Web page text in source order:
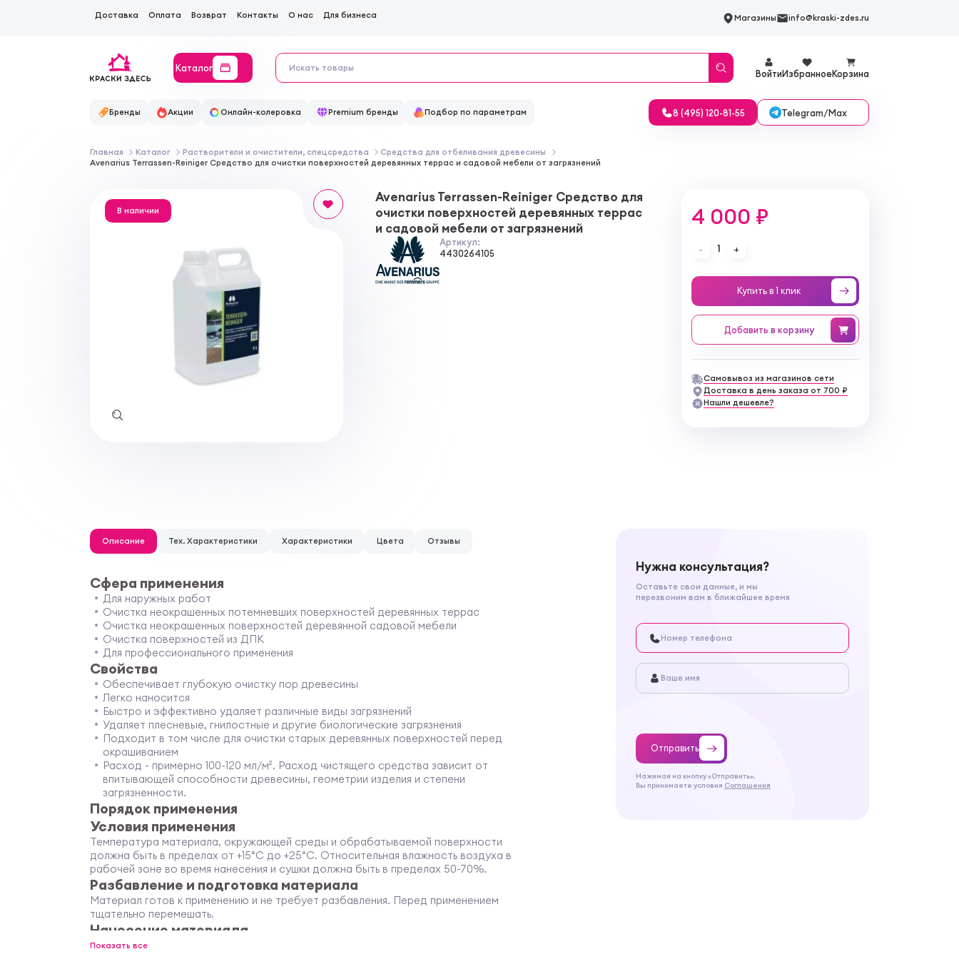
Доставка Оплата Возврат Контакты О нас Для бизнеса Магазины info@kraski-zdes.ru
Каталог
ВойтиИзбранноеКорзина
Бренды Акции Онлайн-колеровка Premium бренды Подбор по параметрам 8 (495) 120-81-55 Telegram/Max
Главная Каталог Растворители и очистители, спецсредства
Средства для отбеливания древесины
Avenarius Terrassen-Reiniger Средство для очистки поверхностей деревянных террас и садовой мебели от загрязнений
В наличии
Avenarius Terrassen-Reiniger Средство для
очистки поверхностей деревянных террас
и садовой мебели от загрязнений
Артикул:
4430264105
4 000 ₽
- 1 +
Купить в 1 клик
Добавить в корзину
Самовывоз из магазинов сети
Доставка в день заказа от 700 ₽
Нашли дешевле?
Описание Тех. Характеристики Характеристики Цвета Отзывы
Сфера применения
Для наружных работ
Очистка неокрашенных потемневших поверхностей деревянных террас
Очистка неокрашенных поверхностей деревянной садовой мебели
Очистка поверхностей из ДПК
Для профессионального применения
Свойства
Обеспечивает глубокую очистку пор древесины
Легко наносится
Быстро и эффективно удаляет различные виды загрязнений
Удаляет плесневые, гнилостные и другие биологические загрязнения
Подходит в том числе для очистки старых деревянных поверхностей перед
окрашиванием
Расход - примерно 100-120 мл/м². Расход чистящего средства зависит от
впитывающей способности древесины, геометрии изделия и степени
загрязненности.
Порядок применения
Условия применения
Температура материала, окружающей среды и обрабатываемой поверхности
должна быть в пределах от +15°С до +25°С. Относительная влажность воздуха в
рабочей зоне во время нанесения и сушки должна быть в пределах 50-70%.
Разбавление и подготовка материала
Материал готов к применению и не требует разбавления. Перед применением
тщательно перемешать.
Нанесение материала
Вылейте продукт на очищаемую поверхность и равномерно распределите его с
Показать все
Нужна консультация?
Оставьте свои данные, и мы
перезвоним вам в ближайшее время
Отправить
Нажимая на кнопку «Отправить»,
Вы принимаете условия Соглашения